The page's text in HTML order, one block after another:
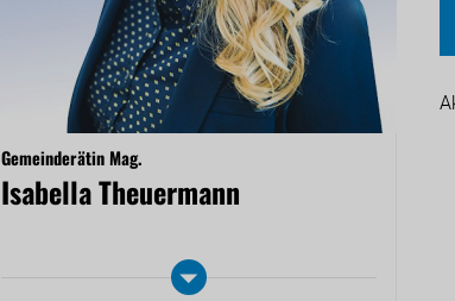
Gemeinderätin Mag.
Isabella Theuermann